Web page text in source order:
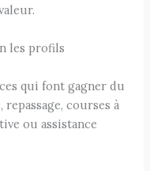
les profils
qui font gagner du
repassage, courses à
ou assistance